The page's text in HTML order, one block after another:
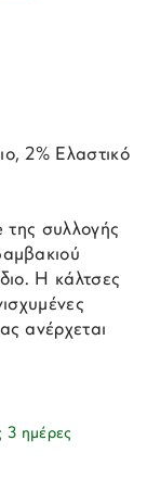
2% Ελαστικό
της συλλογής
Η κάλτσες
ανέρχεται
ημέρες